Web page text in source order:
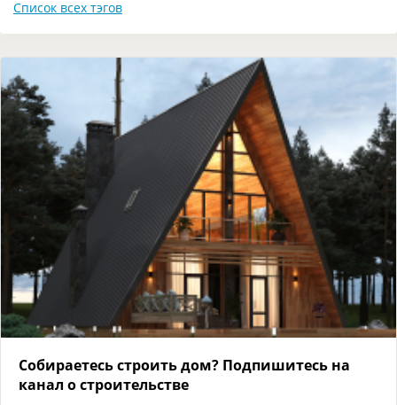
Список всех тэгов
Собираетесь строить дом? Подпишитесь на
канал о строительстве